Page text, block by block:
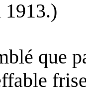
que